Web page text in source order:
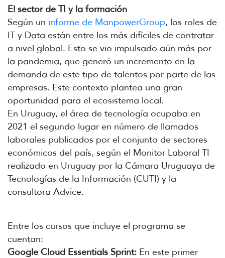
El sector de TI y la formación
Según un informe de ManpowerGroup, los roles de
IT y Data están entre los más difíciles de contratar
a nivel global. Esto se vio impulsado aún más por
la pandemia, que generó un incremento en la
demanda de este tipo de talentos por parte de las
empresas. Este contexto plantea una gran
oportunidad para el ecosistema local.
En Uruguay, el área de tecnología ocupaba en
2021 el segundo lugar en número de llamados
laborales publicados por el conjunto de sectores
económicos del país, según el Monitor Laboral TI
realizado en Uruguay por la Cámara Uruguaya de
Tecnologías de la Información (CUTI) y la
consultora Advice.
Entre los cursos que incluye el programa se
cuentan:
Google Cloud Essentials Sprint: En este primer